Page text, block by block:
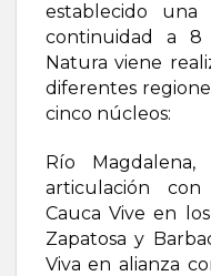
establecido
continuidad a 8
Natura viene
diferentes
cinco núcleos:
Río
articulación
Cauca Vive en
Zapatosa y
Viva en alianza